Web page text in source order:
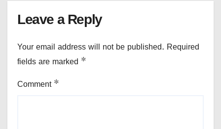
Leave a Reply
Your email address will not be published. Required
fields are marked *
Comment *